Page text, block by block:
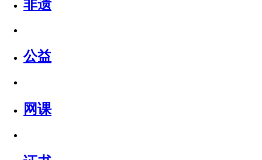
非遗
公益
网课